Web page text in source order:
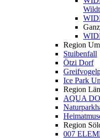
Region
Stuibenfall
Ötzi Dorf
Ice Park
Region
AQUA
Region
007